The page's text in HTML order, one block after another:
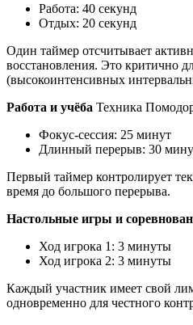
Работа: 40 секунд
Отдых: 20 секунд
Один таймер отсчитывает
восстановления. Это критично
(высокоинтенсивных
Работа и учёба Техника
Фокус-сессия: 25 минут
Длинный перерыв: 30
Первый таймер контролирует
время до большого перерыва.
Настольные игры и
Ход игрока 1: 3 минуты
Ход игрока 2: 3 минуты
Каждый участник имеет свой
одновременно для честного